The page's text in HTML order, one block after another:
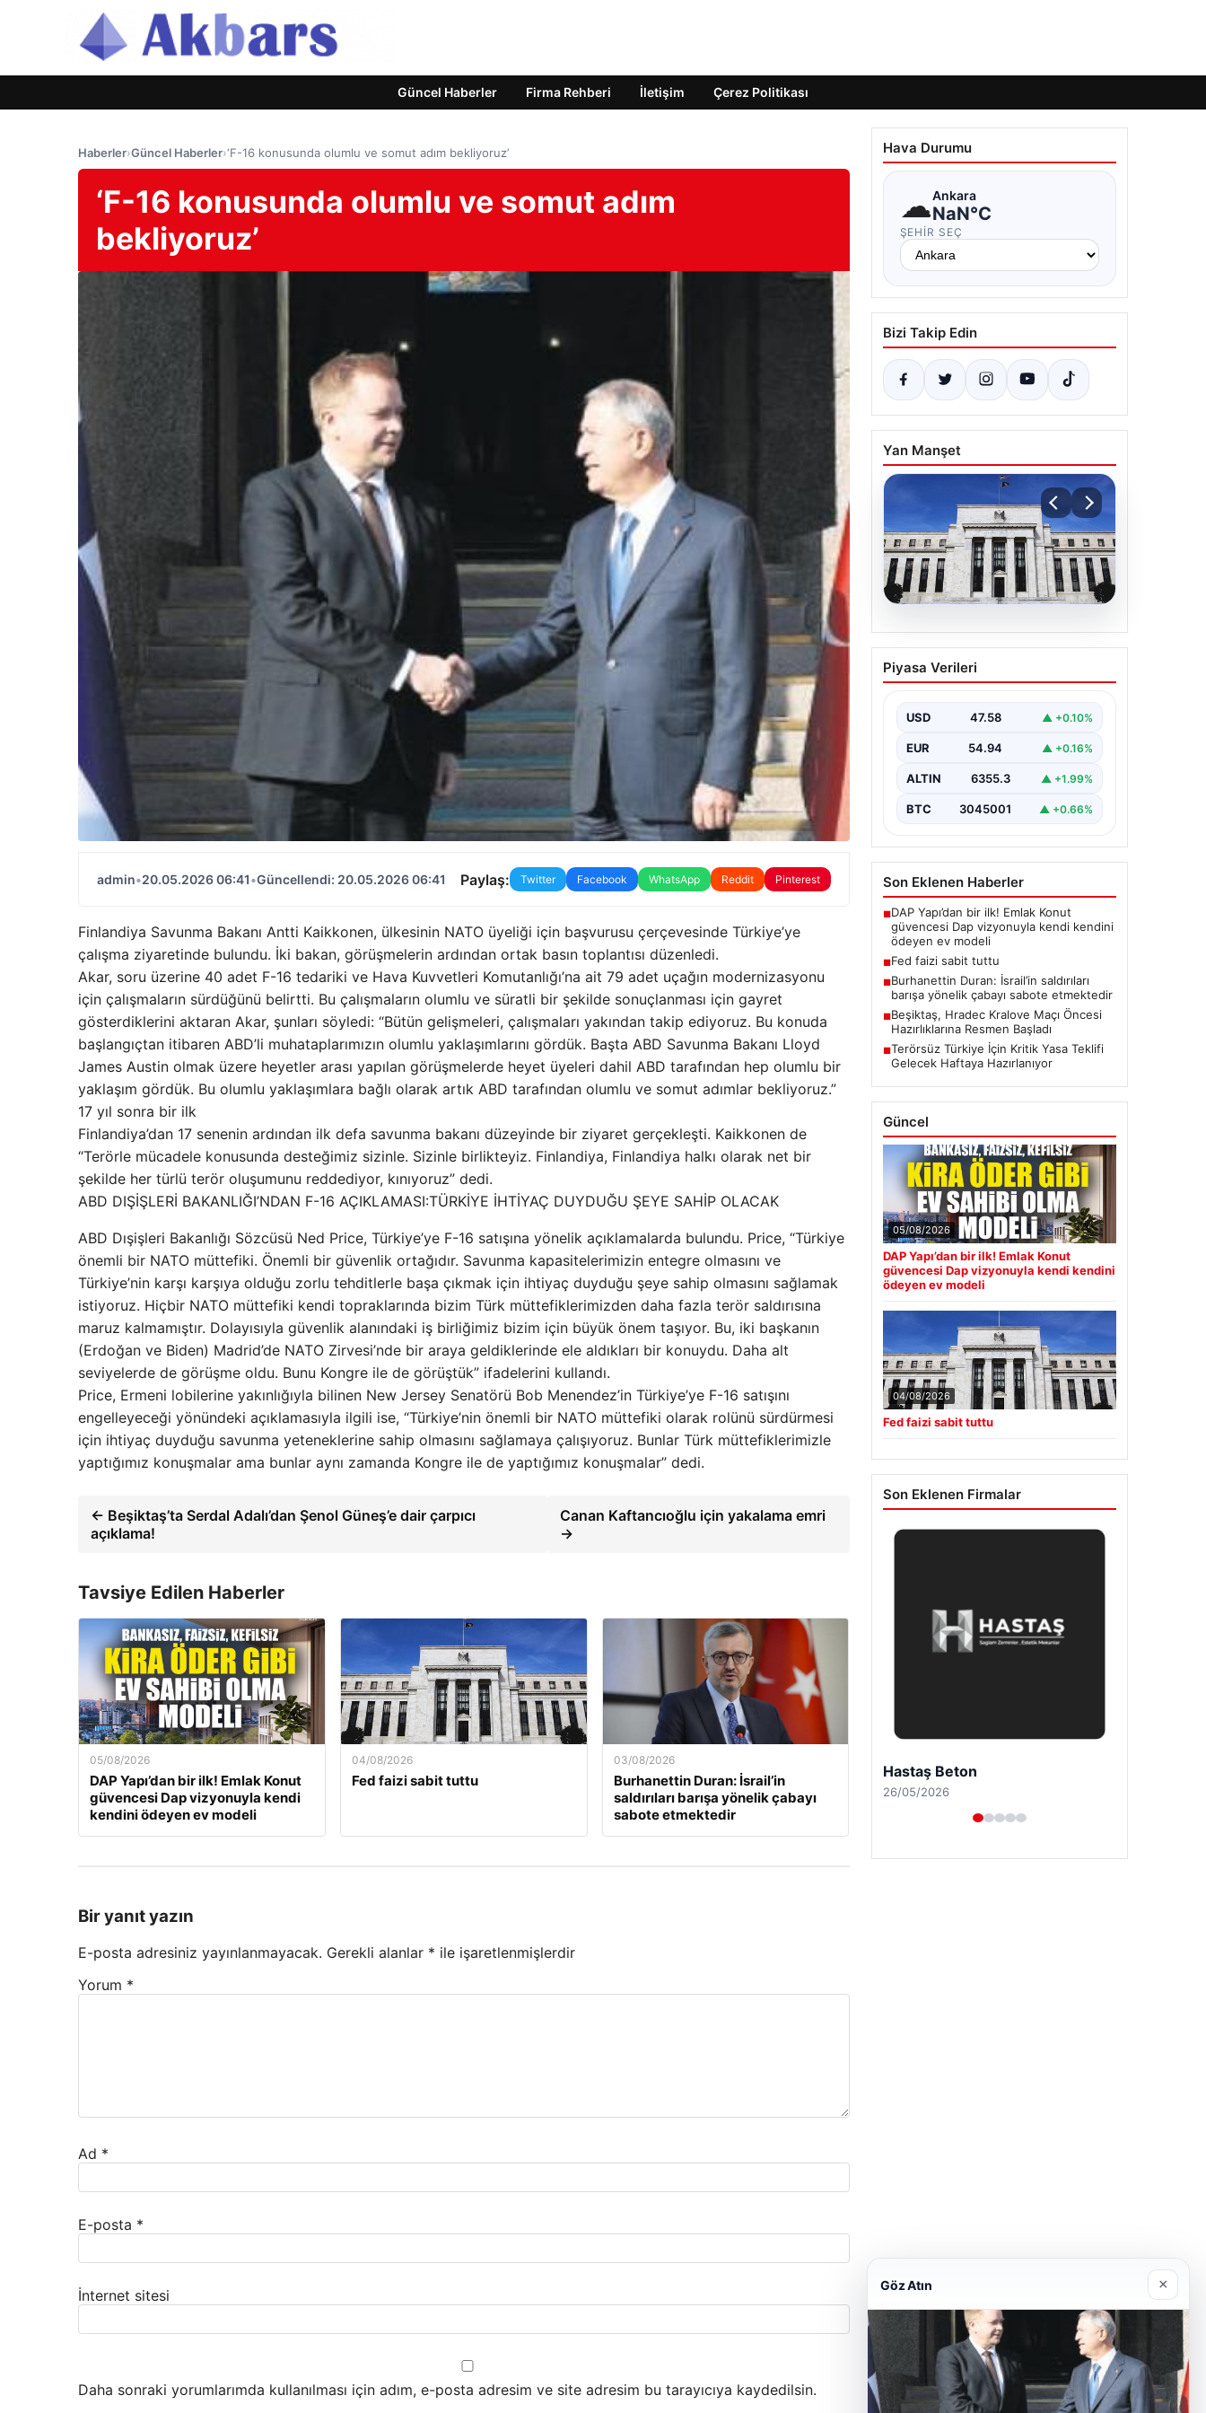
Güncel Haberler Firma Rehberi İletişim Çerez Politikası
Haberler›Güncel Haberler›‘F-16 konusunda olumlu ve somut adım bekliyoruz’
‘F-16 konusunda olumlu ve somut adım
bekliyoruz’
admin•20.05.2026 06:41•Güncellendi: 20.05.2026 06:41 Paylaş: Twitter Facebook WhatsApp Reddit Pinterest
Finlandiya Savunma Bakanı Antti Kaikkonen, ülkesinin NATO üyeliği için başvurusu çerçevesinde Türkiye’ye
çalışma ziyaretinde bulundu. İki bakan, görüşmelerin ardından ortak basın toplantısı düzenledi.
Akar, soru üzerine 40 adet F-16 tedariki ve Hava Kuvvetleri Komutanlığı’na ait 79 adet uçağın modernizasyonu
için çalışmaların sürdüğünü belirtti. Bu çalışmaların olumlu ve süratli bir şekilde sonuçlanması için gayret
gösterdiklerini aktaran Akar, şunları söyledi: “Bütün gelişmeleri, çalışmaları yakından takip ediyoruz. Bu konuda
başlangıçtan itibaren ABD’li muhataplarımızın olumlu yaklaşımlarını gördük. Başta ABD Savunma Bakanı Lloyd
James Austin olmak üzere heyetler arası yapılan görüşmelerde heyet üyeleri dahil ABD tarafından hep olumlu bir
yaklaşım gördük. Bu olumlu yaklaşımlara bağlı olarak artık ABD tarafından olumlu ve somut adımlar bekliyoruz.”
17 yıl sonra bir ilk
Finlandiya’dan 17 senenin ardından ilk defa savunma bakanı düzeyinde bir ziyaret gerçekleşti. Kaikkonen de
“Terörle mücadele konusunda desteğimiz sizinle. Sizinle birlikteyiz. Finlandiya, Finlandiya halkı olarak net bir
şekilde her türlü terör oluşumunu reddediyor, kınıyoruz” dedi.
ABD DIŞİŞLERİ BAKANLIĞI’NDAN F-16 AÇIKLAMASI:TÜRKİYE İHTİYAÇ DUYDUĞU ŞEYE SAHİP OLACAK
ABD Dışişleri Bakanlığı Sözcüsü Ned Price, Türkiye’ye F-16 satışına yönelik açıklamalarda bulundu. Price, “Türkiye
önemli bir NATO müttefiki. Önemli bir güvenlik ortağıdır. Savunma kapasitelerimizin entegre olmasını ve
Türkiye’nin karşı karşıya olduğu zorlu tehditlerle başa çıkmak için ihtiyaç duyduğu şeye sahip olmasını sağlamak
istiyoruz. Hiçbir NATO müttefiki kendi topraklarında bizim Türk müttefiklerimizden daha fazla terör saldırısına
maruz kalmamıştır. Dolayısıyla güvenlik alanındaki iş birliğimiz bizim için büyük önem taşıyor. Bu, iki başkanın
(Erdoğan ve Biden) Madrid’de NATO Zirvesi’nde bir araya geldiklerinde ele aldıkları bir konuydu. Daha alt
seviyelerde de görüşme oldu. Bunu Kongre ile de görüştük” ifadelerini kullandı.
Price, Ermeni lobilerine yakınlığıyla bilinen New Jersey Senatörü Bob Menendez’in Türkiye’ye F-16 satışını
engelleyeceği yönündeki açıklamasıyla ilgili ise, “Türkiye’nin önemli bir NATO müttefiki olarak rolünü sürdürmesi
için ihtiyaç duyduğu savunma yeteneklerine sahip olmasını sağlamaya çalışıyoruz. Bunlar Türk müttefiklerimizle
yaptığımız konuşmalar ama bunlar aynı zamanda Kongre ile de yaptığımız konuşmalar” dedi.
← Beşiktaş’ta Serdal Adalı’dan Şenol Güneş’e dair çarpıcı
açıklama!
Canan Kaftancıoğlu için yakalama emri
→
Tavsiye Edilen Haberler
05/08/2026
DAP Yapı’dan bir ilk! Emlak Konut
güvencesi Dap vizyonuyla kendi
kendini ödeyen ev modeli
04/08/2026
Fed faizi sabit tuttu
03/08/2026
Burhanettin Duran: İsrail’in
saldırıları barışa yönelik çabayı
sabote etmektedir
Bir yanıt yazın
E-posta adresiniz yayınlanmayacak. Gerekli alanlar * ile işaretlenmişlerdir
Yorum *
Ad *
E-posta *
İnternet sitesi
Daha sonraki yorumlarımda kullanılması için adım, e-posta adresim ve site adresim bu tarayıcıya kaydedilsin.
Hava Durumu
☁Ankara
NaN°C
ŞEHIR SEÇ
Bizi Takip Edin
Yan Manşet
04.08.2026
Fed faizi sabit tuttu
Piyasa Verileri
USD 47.58 ▲ +0.10%
EUR 54.94 ▲ +0.16%
ALTIN 6355.3 ▲ +1.99%
BTC 3045001 ▲ +0.66%
Son Eklenen Haberler
■DAP Yapı’dan bir ilk! Emlak Konut
güvencesi Dap vizyonuyla kendi kendini
ödeyen ev modeli
■Fed faizi sabit tuttu
■Burhanettin Duran: İsrail’in saldırıları
barışa yönelik çabayı sabote etmektedir
■Beşiktaş, Hradec Kralove Maçı Öncesi
Hazırlıklarına Resmen Başladı
■Terörsüz Türkiye İçin Kritik Yasa Teklifi
Gelecek Haftaya Hazırlanıyor
Güncel
05/08/2026
DAP Yapı’dan bir ilk! Emlak Konut
güvencesi Dap vizyonuyla kendi kendini
ödeyen ev modeli
04/08/2026
Fed faizi sabit tuttu
Son Eklenen Firmalar
Enes Kaplan Avukatlık Bürosu
28/04/2026
Göz Atın ×